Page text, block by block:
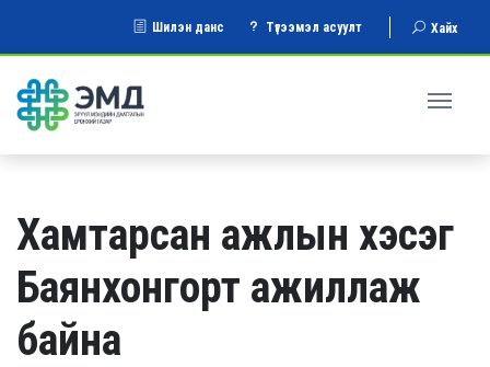
Шилэн данс Түгээмэл асуулт Хайх
Хамтарсан ажлын хэсэг
Баянхонгорт ажиллаж
байна